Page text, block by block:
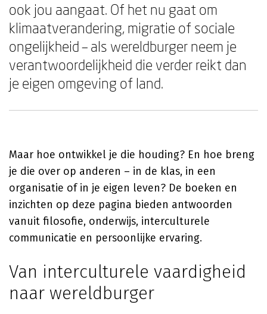
ook jou aangaat. Of het nu gaat om
klimaatverandering, migratie of sociale
ongelijkheid – als wereldburger neem je
verantwoordelijkheid die verder reikt dan
je eigen omgeving of land.
Maar hoe ontwikkel je die houding? En hoe breng
je die over op anderen – in de klas, in een
organisatie of in je eigen leven? De boeken en
inzichten op deze pagina bieden antwoorden
vanuit filosofie, onderwijs, interculturele
communicatie en persoonlijke ervaring.
Van interculturele vaardigheid
naar wereldburger